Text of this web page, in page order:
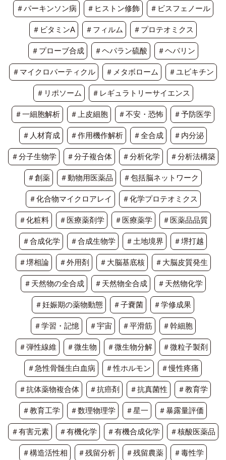
＃パーキンソン病 ＃ヒストン修飾 ＃ビスフェノール
＃ビタミンA ＃フィルム ＃プロテオミクス
＃プローブ合成 ＃ヘパラン硫酸 ＃ヘパリン
＃マイクロパーティクル ＃メタボローム ＃ユビキチン
＃リポソーム ＃レギュラトリーサイエンス
＃一細胞解析 ＃上皮細胞 ＃不安・恐怖 ＃予防医学
＃人材育成 ＃作用機作解析 ＃全合成 ＃内分泌
＃分子生物学 ＃分子複合体 ＃分析化学 ＃分析法構築
＃創薬 ＃動物用医薬品 ＃包括脳ネットワーク
＃化合物マイクロアレイ ＃化学プロテオミクス
＃化粧料 ＃医療薬剤学 ＃医療薬学 ＃医薬品品質
＃合成化学 ＃合成生物学 ＃土地境界 ＃堺打越
＃堺相論 ＃外用剤 ＃大脳基底核 ＃大脳皮質発生
＃天然物の全合成 ＃天然物全合成 ＃天然物化学
＃妊娠期の薬物動態 ＃子嚢菌 ＃学修成果
＃学習・記憶 ＃宇宙 ＃平滑筋 ＃幹細胞
＃弾性線維 ＃微生物 ＃微生物分解 ＃微粒子製剤
＃急性骨髄生白血病 ＃性ホルモン ＃慢性疼痛
＃抗体薬物複合体 ＃抗癌剤 ＃抗真菌性 ＃教育学
＃教育工学 ＃数理物理学 ＃星一 ＃暴露量評価
＃有害元素 ＃有機化学 ＃有機合成化学 ＃核酸医薬品
＃構造活性相 ＃残留分析 ＃残留農薬 ＃毒性学